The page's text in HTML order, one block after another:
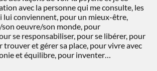
avec la personne qui me consulte, les
lui conviennent, pour un mieux-être,
son oeuvre/son monde, pour
se responsabiliser, pour se libérer, pour
trouver et gérer sa place, pour vivre avec
et équilibre, pour inventer…